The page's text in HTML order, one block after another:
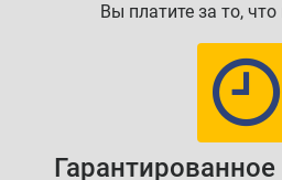
Вы платите за то,